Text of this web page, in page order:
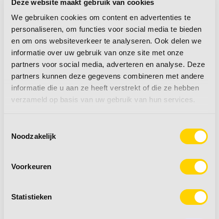
Deze website maakt gebruik van cookies
We gebruiken cookies om content en advertenties te
personaliseren, om functies voor social media te bieden
en om ons websiteverkeer te analyseren. Ook delen we
informatie over uw gebruik van onze site met onze
partners voor social media, adverteren en analyse. Deze
partners kunnen deze gegevens combineren met andere
informatie die u aan ze heeft verstrekt of die ze hebben
verzameld op basis van uw gebruik van hun services.
Noodzakelijk
Voorkeuren
Statistieken
Kluizen voor uw
waardevolle
spullen
Neemt u op reis ook vaak waardevolle spullen
mee, zoals paspoorten, geld, sieraden of een
camera? Dan is het wel zo prettig als u deze
veilig kunt opbergen in een kluisje. Zo geniet u
Dit is waarom een kluisje in de